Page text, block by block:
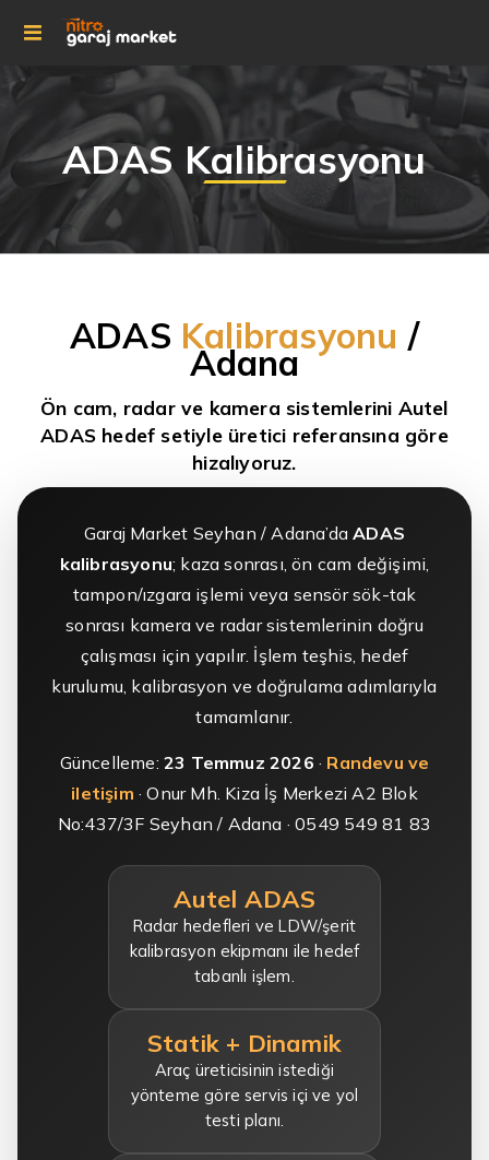
ADAS Kalibrasyonu
ADAS Kalibrasyonu /
Adana
Ön cam, radar ve kamera sistemlerini Autel
ADAS hedef setiyle üretici referansına göre
hizalıyoruz.
Garaj Market Seyhan / Adana’daADAS
kalibrasyonu; kaza sonrası, ön cam değişimi,
tampon/ızgara işlemi veya sensör sök-tak
sonrası kamera ve radar sistemlerinin doğru
çalışması için yapılır. İşlem teşhis, hedef
kurulumu, kalibrasyon ve doğrulama adımlarıyla
tamamlanır.
Güncelleme: 23 Temmuz 2026 · Randevu ve
iletişim · Onur Mh. Kiza İş Merkezi A2 Blok
No:437/3F Seyhan / Adana · 0549 549 81 83
Autel ADAS
Radar hedefleri ve LDW/şerit
kalibrasyon ekipmanı ile hedef
tabanlı işlem.
Statik + Dinamik
Araç üreticisinin istediği
yönteme göre servis içi ve yol
testi planı.